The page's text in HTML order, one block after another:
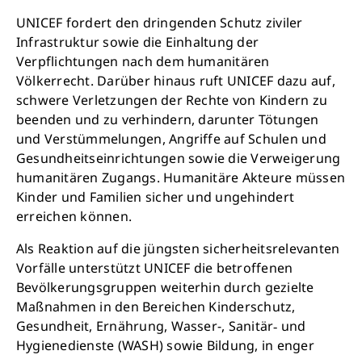
UNICEF fordert den dringenden Schutz ziviler
Infrastruktur sowie die Einhaltung der
Verpflichtungen nach dem humanitären
Völkerrecht. Darüber hinaus ruft UNICEF dazu auf,
schwere Verletzungen der Rechte von Kindern zu
beenden und zu verhindern, darunter Tötungen
und Verstümmelungen, Angriffe auf Schulen und
Gesundheitseinrichtungen sowie die Verweigerung
humanitären Zugangs. Humanitäre Akteure müssen
Kinder und Familien sicher und ungehindert
erreichen können.
Als Reaktion auf die jüngsten sicherheitsrelevanten
Vorfälle unterstützt UNICEF die betroffenen
Bevölkerungsgruppen weiterhin durch gezielte
Maßnahmen in den Bereichen Kinderschutz,
Gesundheit, Ernährung, Wasser-, Sanitär‑ und
Hygienedienste (WASH) sowie Bildung, in enger